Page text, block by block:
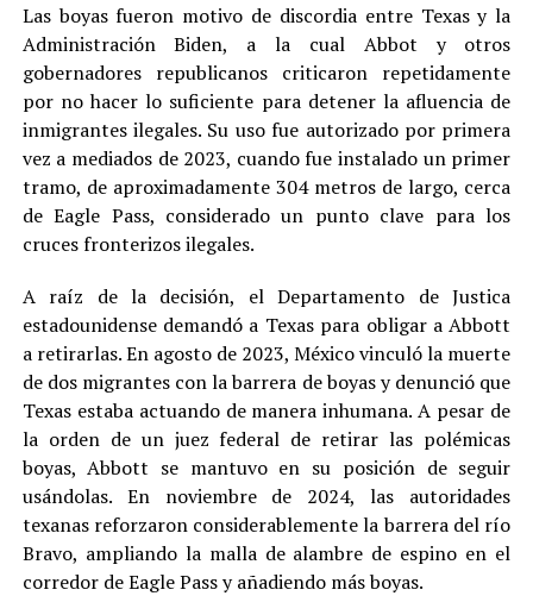
Las boyas fueron motivo de discordia entre Texas y la
Administración Biden, a la cual Abbot y otros
gobernadores republicanos criticaron repetidamente
por no hacer lo suficiente para detener la afluencia de
inmigrantes ilegales. Su uso fue autorizado por primera
vez a mediados de 2023, cuando fue instalado un primer
tramo, de aproximadamente 304 metros de largo, cerca
de Eagle Pass, considerado un punto clave para los
cruces fronterizos ilegales.
A raíz de la decisión, el Departamento de Justica
estadounidense demandó a Texas para obligar a Abbott
a retirarlas. En agosto de 2023, México vinculó la muerte
de dos migrantes con la barrera de boyas y denunció que
Texas estaba actuando de manera inhumana. A pesar de
la orden de un juez federal de retirar las polémicas
boyas, Abbott se mantuvo en su posición de seguir
usándolas. En noviembre de 2024, las autoridades
texanas reforzaron considerablemente la barrera del río
Bravo, ampliando la malla de alambre de espino en el
corredor de Eagle Pass y añadiendo más boyas.